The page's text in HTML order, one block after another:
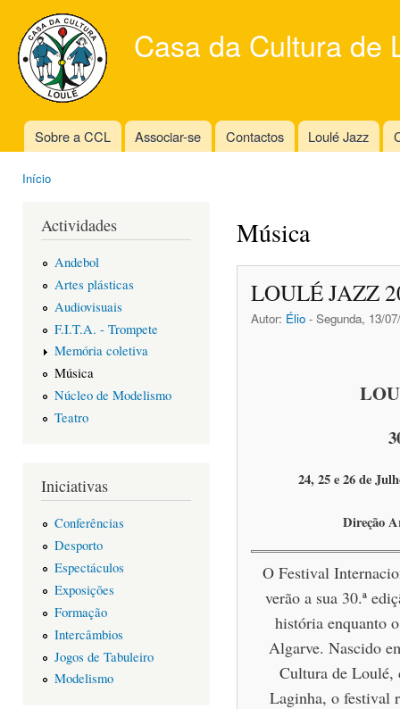
Casa da Cultura de
Main menu
Sobre a CCL Associar-se Contactos Loulé Jazz
Início
Actividades
Andebol
Artes plásticas
Audiovisuais
F.I.T.A. - Trompete
Memória coletiva
Música
Núcleo de Modelismo
Teatro
Iniciativas
Conferências
Desporto
Espectáculos
Exposições
Formação
Intercâmbios
Jogos de Tabuleiro
Modelismo
Música
LOULÉ JAZZ
Autor: Élio - Segunda, 13/
24, 25 e 26 de
Direção
O Festival
verão a sua 30.ª
história enquanto
Algarve. Nascido
Cultura de Loulé,
Laginha, o festival